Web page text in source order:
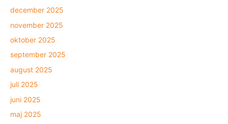
december 2025
november 2025
oktober 2025
september 2025
august 2025
juli 2025
juni 2025
maj 2025